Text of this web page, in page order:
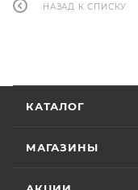
НАЗАД К СПИСКУ
КАТАЛОГ
МАГАЗИНЫ